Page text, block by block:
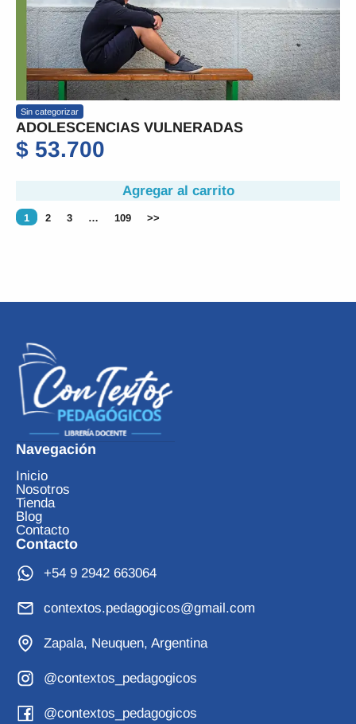
Sin categorizar
ADOLESCENCIAS VULNERADAS
$ 53.700
Agregar al carrito
1 2 3 … 109 >>
Navegación
Inicio
Nosotros
Tienda
Blog
Contacto
Contacto
+54 9 2942 663064
contextos.pedagogicos@gmail.com
Zapala, Neuquen, Argentina
@contextos_pedagogicos
@contextos_pedagogicos